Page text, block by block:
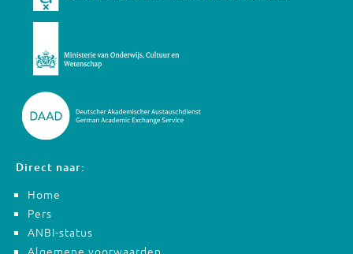
Direct naar:
Home
Pers
ANBI-status
Algemene voorwaarden